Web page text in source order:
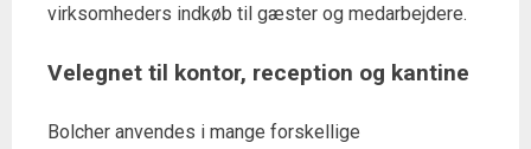
virksomheders indkøb til gæster og medarbejdere.
Velegnet til kontor, reception og kantine
Bolcher anvendes i mange forskellige